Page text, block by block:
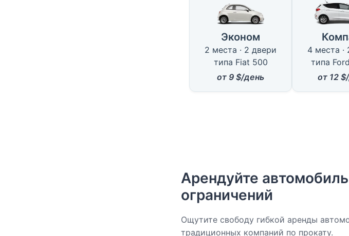
Эконом
2 места · 2 двери
типа Fiat 500
от 9 $/день
4 места ·
типа
от 12
Арендуйте
ограничений
Ощутите свободу гибкой аренды
традиционных компаний по прокату.